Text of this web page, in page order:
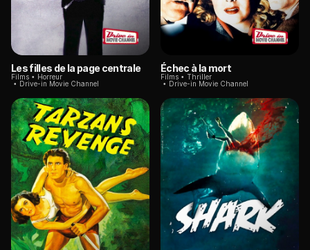
Les filles de la page centrale
Films
Horreur
Drive-in Movie Channel
Échec à la mort
Films
Thriller
Drive-in Movie Channel